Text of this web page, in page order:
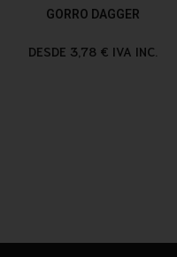
GORRO DAGGER
DESDE 3,78 € IVA INC.